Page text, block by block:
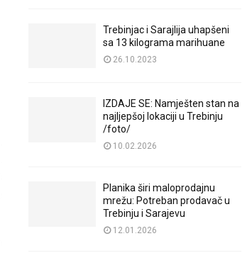
Trebinjac i Sarajlija uhapšeni
sa 13 kilograma marihuane
26.10.2023
IZDAJE SE: Namješten stan na
najljepšoj lokaciji u Trebinju
/foto/
10.02.2026
Planika širi maloprodajnu
mrežu: Potreban prodavač u
Trebinju i Sarajevu
12.01.2026